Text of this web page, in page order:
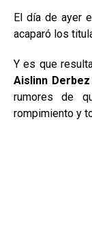
El día de ayer
acaparó los
Y es que
Aislinn Derbez
rumores de
rompimiento y